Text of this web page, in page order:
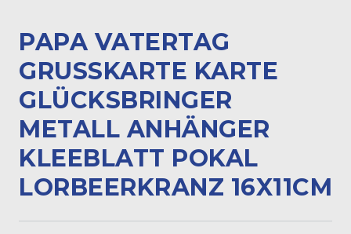
PAPA VATERTAG
GRUSSKARTE KARTE G
LÜCKSBRINGER M
ETALL ANHÄNGER K
LEEBLATT POKAL L
ORBEERKRANZ 16X11CM